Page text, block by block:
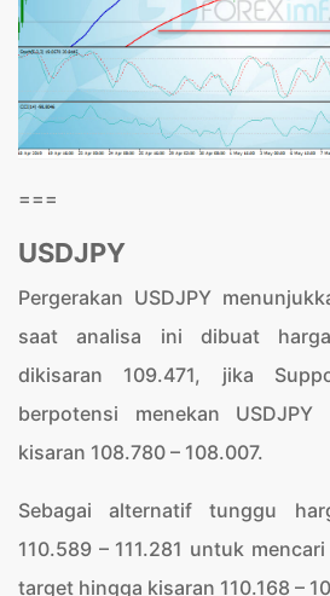
===
USDJPY
Pergerakan USDJPY
saat analisa ini dibuat
dikisaran 109.471, jika
berpotensi menekan
kisaran 108.780 – 108.007.
Sebagai alternatif tunggu
110.589 – 111.281 untuk
target hingga kisaran 110.168 –